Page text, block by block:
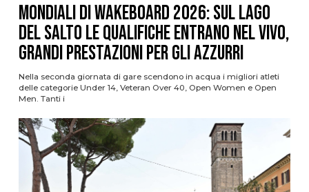
Mondiali di Wakeboard 2026: sul Lago
del Salto le qualifiche entrano nel vivo,
grandi prestazioni per gli azzurri
Nella seconda giornata di gare scendono in acqua i migliori atleti
delle categorie Under 14, Veteran Over 40, Open Women e Open
Men. Tanti i